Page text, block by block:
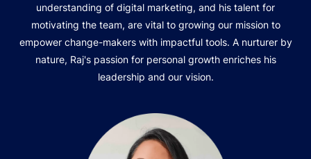
understanding of digital marketing, and his talent for
motivating the team, are vital to growing our mission to
empower change-makers with impactful tools. A nurturer by
nature, Raj's passion for personal growth enriches his
leadership and our vision.